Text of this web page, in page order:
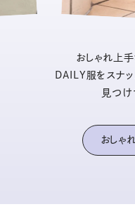
おしゃれ上
DAILY服をスナッ
見つけ
おしゃ